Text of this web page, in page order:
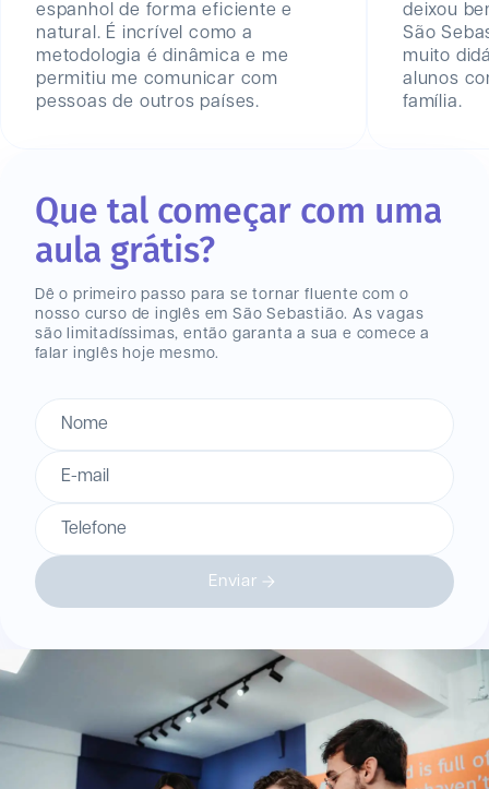
espanhol de forma eficiente e
natural. É incrível como a
metodologia é dinâmica e me
permitiu me comunicar com
pessoas de outros países.
deixou
São
muito
alunos
família.
Que tal começar com uma
aula grátis?
Dê o primeiro passo para se tornar fluente com o
nosso curso de inglês em São Sebastião. As vagas
são limitadíssimas, então garanta a sua e comece a
falar inglês hoje mesmo.
Nome
E-mail
Telefone
Enviar